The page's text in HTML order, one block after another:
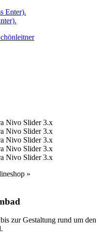
Enter).
»
zur Gestaltung rund um den